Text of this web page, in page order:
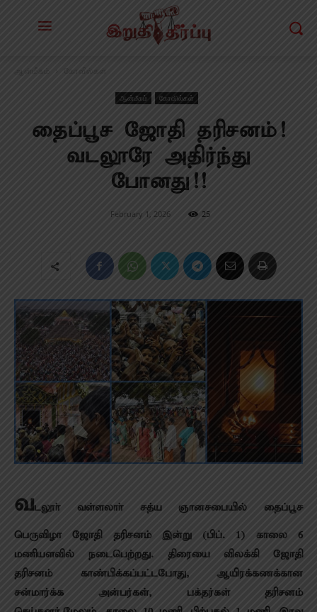
கோவில்கள்
ஆன்மீகம் கோவில்கள்
தைப்பூச ஜோதி தரிசனம்!
வடலூரே அதிர்ந்து
போனது!!
February 1, 2026 25
வடலூா் வள்ளலாா் சத்ய ஞானசபையில் தைப்பூச
பெருவிழா ஜோதி தரிசனம் இன்று (பிப். 1) காலை 6
மணியளவில் நடைபெற்றது. திரையை விலக்கி ஜோதி
தரிசனம் காண்பிக்கப்பட்டபோது, ஆயிரக்கணக்கான
சன்மார்க்க அன்பர்கள், பக்தர்கள் தரிசனம்